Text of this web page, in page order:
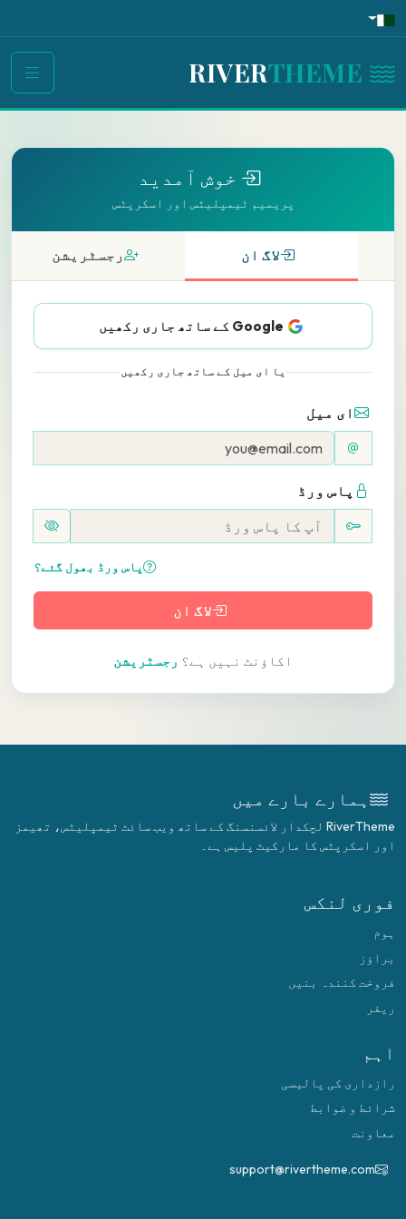
THEME
خوش آمدید
پریمیم ٹیمپلیٹس اور اسکرپٹس
لاگ ان رجسٹریشن
Google کے ساتھ جاری رکھیں
یا ای میل کے ساتھ جاری رکھیں
ای میل
پاس ورڈ
پاس ورڈ بھول گئے؟
لاگ ان
اکاؤنٹ نہیں ہے؟ رجسٹریشن
ہمارے بارے میں
RiverTheme لچکدار لائسنسنگ کے ساتھ ویب سائٹ ٹیمپلیٹس، تھیمز
اور اسکرپٹس کا مارکیٹ پلیس ہے۔
فوری لنکس
ہوم
براؤز
فروخت کنندہ بنیں
ریفر
اہم
رازداری کی پالیسی
شرائط و ضوابط
معاونت
support@rivertheme.com